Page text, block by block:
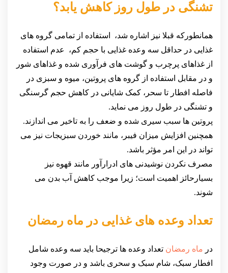
تشنگی در طول روز کاهش یابد؟
همانطورکه قبلا نیز اشاره شد، استفاده از تمامی گروه های
غذایی در حداقل سه وعده غذایی با حجم کم، عدم استفاده
از غذاهای پرچرب و گوشت های فرآوری شده و غذاهای شور
و در مقابل استفاده از گروه های پروتین، میوه و سبزی در
فاصله افطار تا سحر، کمک شایانی در کاهش حجم گرسنگی
و تشنگی در طول روز می نماید.
پروتین ها سبب سیری شده و ضعف را به تاخیر می اندازند.
همچنین افزایش میزان فیبر، مانند خوردن سبزیجات نیز می
تواند در این امر مؤثر باشد.
مصرف نکردن نوشیدنی های ادرارآور مانند قهوه نیز
بسیارحائز اهمیت است؛ زیرا موجب کاهش آب بدن می
شوند.
تعداد وعده های غذایی در ماه رمضان
در ماه رمضان تعداد وعده ها ترجیحا باید سه وعده شامل
افطار سبک، شام سبک و سحری باشد و در صورت وجود